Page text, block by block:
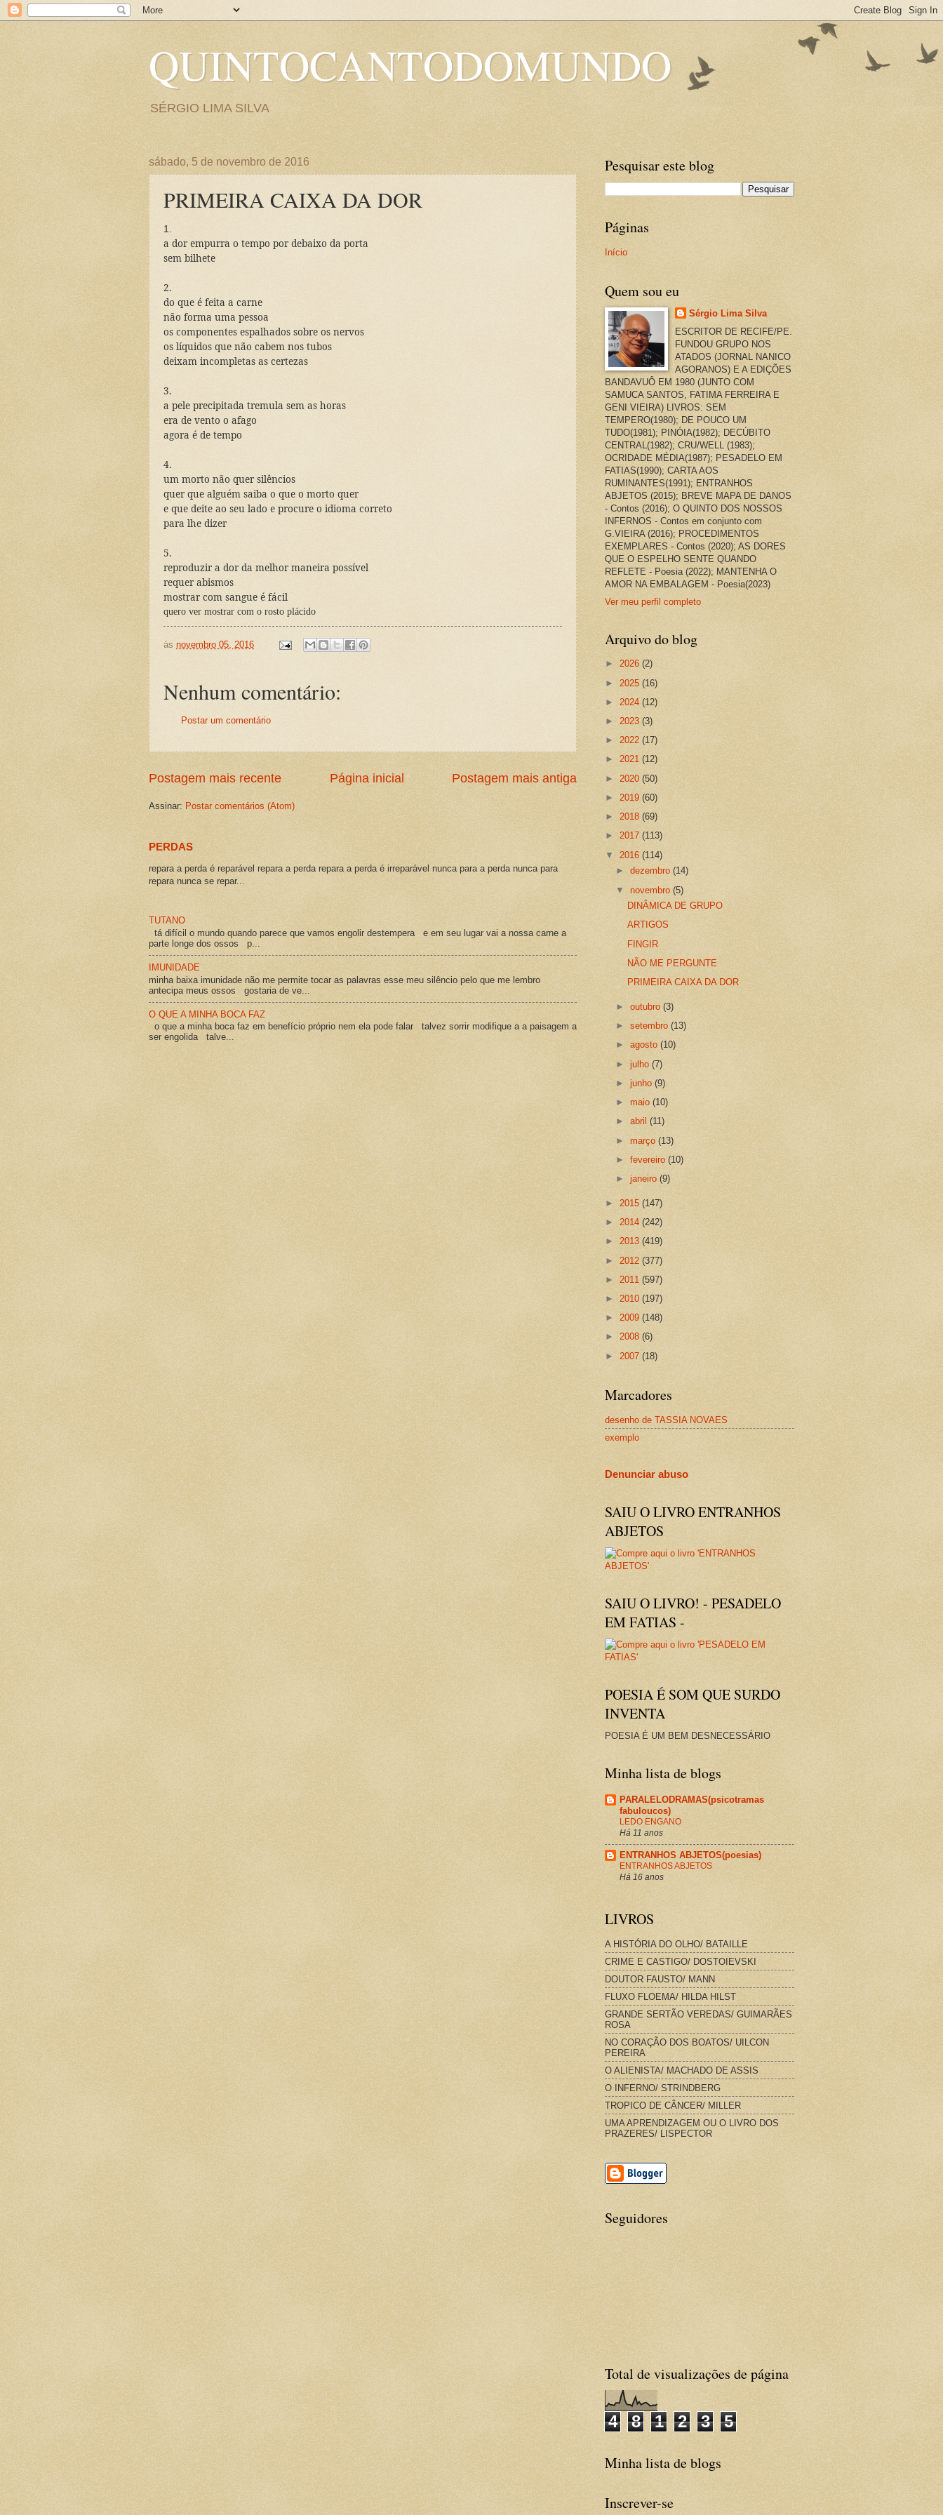
QUINTOCANTODOMUNDO
SÉRGIO LIMA SILVA
sábado, 5 de novembro de 2016
PRIMEIRA CAIXA DA DOR
1.
a dor empurra o tempo por debaixo da porta
sem bilhete
2.
do que é feita a carne
não forma uma pessoa
os componentes espalhados sobre os nervos
os líquidos que não cabem nos tubos
deixam incompletas as certezas
3.
a pele precipitada tremula sem as horas
era de vento o afago
agora é de tempo
4.
um morto não quer silêncios
quer que alguém saiba o que o morto quer
e que deite ao seu lado e procure o idioma correto
para lhe dizer
5.
reproduzir a dor da melhor maneira possível
requer abismos
mostrar com sangue é fácil
quero ver mostrar com o rosto plácido
às novembro 05, 2016
Nenhum comentário:
Postar um comentário
Postagem mais recente Postagem mais antiga
Página inicial
Assinar: Postar comentários (Atom)
PERDAS
repara a perda é reparável repara a perda repara a perda é irreparável nunca para a perda nunca para
repara nunca se repar...
TUTANO
tá difícil o mundo quando parece que vamos engolir destempera e em seu lugar vai a nossa carne a
parte longe dos ossos p...
IMUNIDADE
minha baixa imunidade não me permite tocar as palavras esse meu silêncio pelo que me lembro
antecipa meus ossos gostaria de ve...
O QUE A MINHA BOCA FAZ
o que a minha boca faz em benefício próprio nem ela pode falar talvez sorrir modifique a a paisagem a
ser engolida talve...
Pesquisar este blog
Páginas
Início
Quem sou eu
Sérgio Lima Silva
ESCRITOR DE RECIFE/PE.
FUNDOU GRUPO NOS
ATADOS (JORNAL NANICO
AGORANOS) E A EDIÇÕES
BANDAVUÔ EM 1980 (JUNTO COM
SAMUCA SANTOS, FATIMA FERREIRA E
GENI VIEIRA) LIVROS: SEM
TEMPERO(1980); DE POUCO UM
TUDO(1981); PINÓIA(1982); DECÚBITO
CENTRAL(1982); CRU/WELL (1983);
OCRIDADE MÉDIA(1987); PESADELO EM
FATIAS(1990); CARTA AOS
RUMINANTES(1991); ENTRANHOS
ABJETOS (2015); BREVE MAPA DE DANOS
- Contos (2016); O QUINTO DOS NOSSOS
INFERNOS - Contos em conjunto com
G.VIEIRA (2016); PROCEDIMENTOS
EXEMPLARES - Contos (2020); AS DORES
QUE O ESPELHO SENTE QUANDO
REFLETE - Poesia (2022); MANTENHA O
AMOR NA EMBALAGEM - Poesia(2023)
Ver meu perfil completo
Arquivo do blog
► 2026 (2)
► 2025 (16)
► 2024 (12)
► 2023 (3)
► 2022 (17)
► 2021 (12)
► 2020 (50)
► 2019 (60)
► 2018 (69)
► 2017 (113)
▼ 2016 (114)
►dezembro(14)
▼novembro(5)
DINÂMICA DE GRUPO
ARTIGOS
FINGIR
NÃO ME PERGUNTE
PRIMEIRA CAIXA DA DOR
►outubro(3)
►setembro(13)
►agosto(10)
► julho(7)
► junho(9)
►maio(10)
►abril(11)
►março(13)
►fevereiro(10)
►janeiro(9)
► 2015 (147)
► 2014 (242)
► 2013 (419)
► 2012 (377)
► 2011 (597)
► 2010 (197)
► 2009 (148)
► 2008 (6)
► 2007 (18)
Marcadores
desenho de TASSIA NOVAES
exemplo
Denunciar abuso
SAIU O LIVRO ENTRANHOS
ABJETOS
SAIU O LIVRO! - PESADELO
EM FATIAS -
POESIA É SOM QUE SURDO
INVENTA
POESIA É UM BEM DESNECESSÁRIO
Minha lista de blogs
PARALELODRAMAS(psicotramas
fabuloucos)
LEDO ENGANO
Há 11 anos
ENTRANHOS ABJETOS(poesias)
ENTRANHOS ABJETOS
Há 16 anos
LIVROS
A HISTÓRIA DO OLHO/ BATAILLE
CRIME E CASTIGO/ DOSTOIEVSKI
DOUTOR FAUSTO/ MANN
FLUXO FLOEMA/ HILDA HILST
GRANDE SERTÃO VEREDAS/ GUIMARÃES
ROSA
NO CORAÇÃO DOS BOATOS/ UILCON
PEREIRA
O ALIENISTA/ MACHADO DE ASSIS
O INFERNO/ STRINDBERG
TROPICO DE CÂNCER/ MILLER
UMA APRENDIZAGEM OU O LIVRO DOS
PRAZERES/ LISPECTOR
Seguidores
Total de visualizações de página
4 8 1 2 3 5
Minha lista de blogs
Inscrever-se